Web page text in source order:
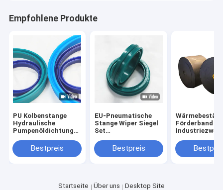
Empfohlene Produkte
PU Kolbenstange
Hydraulische
Pumpenöldichtung
Härtebereich 20-90
Strand A
Bestpreis
EU-Pneumatische
Stange Wiper Siegel
Set
PU NBR für hohe
Temperaturbeständigkeit
Bestpreis
Förderband
Transparente
Taschen/
Startseite Über uns Desktop Site